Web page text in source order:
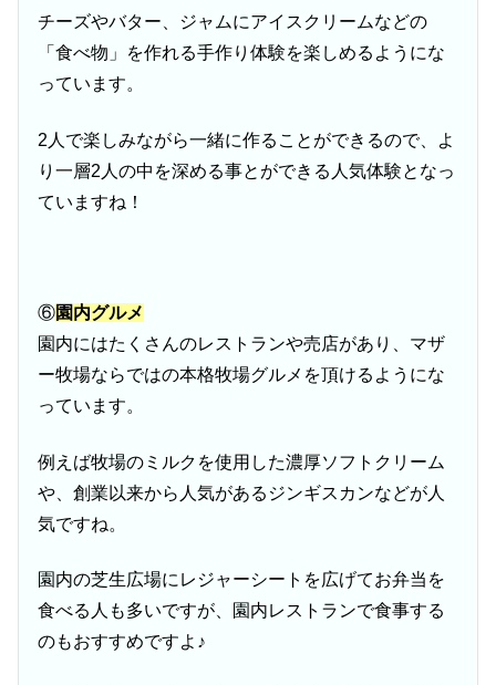
チーズやバター、ジャムにアイスクリームなどの
「食べ物」を作れる手作り体験を楽しめるようにな
っています。
2人で楽しみながら一緒に作ることができるので、よ
り一層2人の中を深める事とができる人気体験となっ
ていますね！
⑥園内グルメ
園内にはたくさんのレストランや売店があり、マザ
ー牧場ならではの本格牧場グルメを頂けるようにな
っています。
例えば牧場のミルクを使用した濃厚ソフトクリーム
や、創業以来から人気があるジンギスカンなどが人
気ですね。
園内の芝生広場にレジャーシートを広げてお弁当を
食べる人も多いですが、園内レストランで食事する
のもおすすめですよ♪